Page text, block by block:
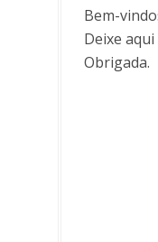
Bem-
Deixe
Obrigada.